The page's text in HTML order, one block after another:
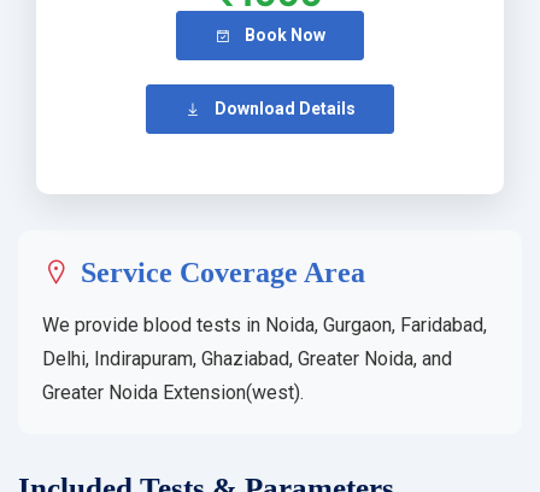
Book Now
Download Details
Service Coverage Area
We provide blood tests in Noida, Gurgaon, Faridabad,
Delhi, Indirapuram, Ghaziabad, Greater Noida, and
Greater Noida Extension(west).